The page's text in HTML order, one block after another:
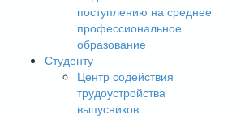
поступлению на среднее
профессиональное
образование
Студенту
Центр содействия
трудоустройства
выпусников